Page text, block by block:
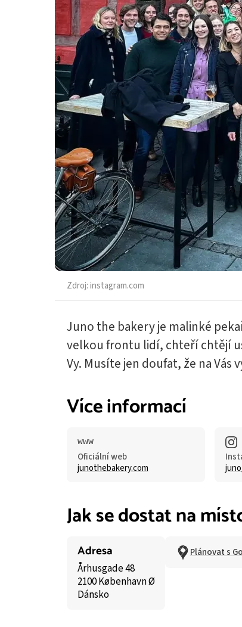
Zdroj:instagram.com
Juno the bakery je malinké
velkou frontu lidí, chteří chtějí
Vy. Musíte jen doufat, že na
Více informací
Oficiální web
junothebakery.com
Jak se dostat na
Adresa
Århusgade 48
2100 København Ø
Dánsko
Plánovat s